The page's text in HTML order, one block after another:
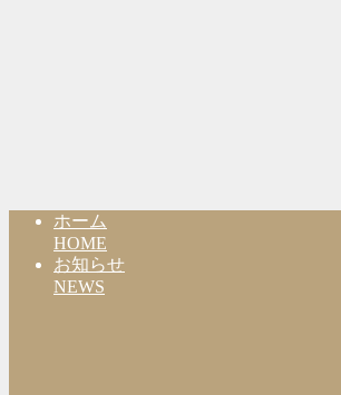
ホーム
HOME
お知らせ
NEWS